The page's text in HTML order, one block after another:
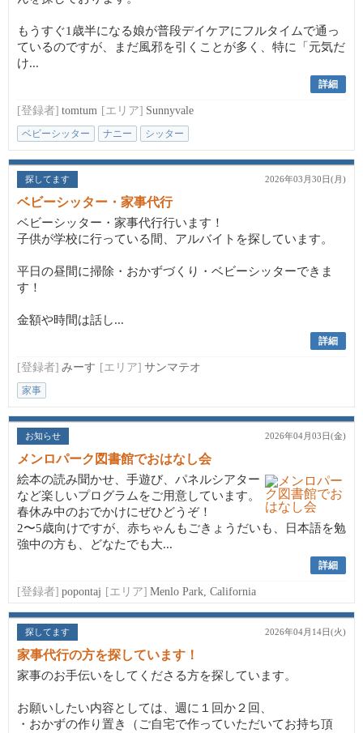
もうすぐ1歳半になる娘が普段デイケアにフルタイムで通っ
ているのですが、まだ風邪を引くことが多く、特に「元気だ
け...
詳細
[登録者] tomtum [エリア] Sunnyvale
ベビーシッター ナニー シッター
探してます 2026年03月30日(月)
ベビーシッター・家事代行
ベビーシッター・家事代行行います！
子供が学校に行っている間、アルバイトを探しています。
平日の昼間に掃除・おかずづくり・ベビーシッターできま
す！
金額や時間は話し...
詳細
[登録者] みーす [エリア] サンマテオ
家事
お知らせ 2026年04月03日(金)
メンロパーク図書館でおはなし会
絵本の読み聞かせ、手遊び、パネルシアター
など楽しいプログラムをご用意しています。
春休み中のおでかけにぜひどうぞ！
2〜5歳向けですが、赤ちゃんもごきょうだいも、日本語を勉
強中の方も、どなたでも大...
詳細
[登録者] popontaj [エリア] Menlo Park, California
探してます 2026年04月14日(火)
家事代行の方を探しています！
家事のお手伝いをしてくださる方を探しています。
お願いしたい内容としては、週に１回か２回、
・おかずの作り置き（ご自宅で作っていただいてお持ち頂